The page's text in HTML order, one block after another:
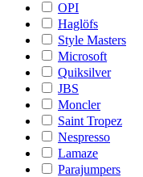
OPI
Haglöfs
Style Masters
Microsoft
Quiksilver
JBS
Moncler
Saint Tropez
Nespresso
Lamaze
Parajumpers